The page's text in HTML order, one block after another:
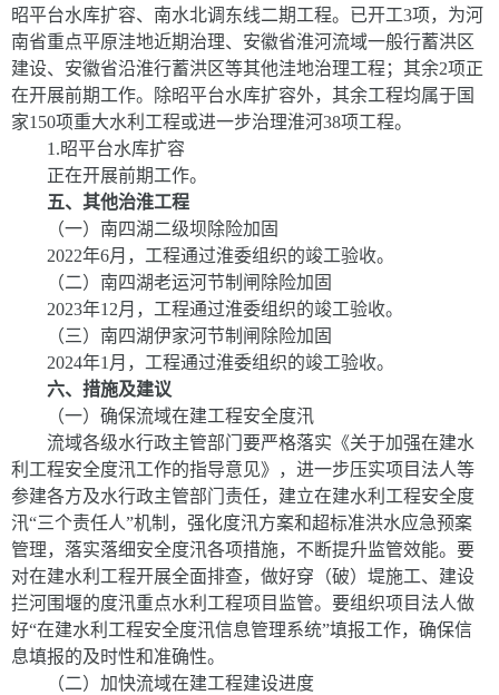
昭平台水库扩容、南水北调东线二期工程。已开工3项，为河
南省重点平原洼地近期治理、安徽省淮河流域一般行蓄洪区
建设、安徽省沿淮行蓄洪区等其他洼地治理工程；其余2项正
在开展前期工作。除昭平台水库扩容外，其余工程均属于国
家150项重大水利工程或进一步治理淮河38项工程。
1.昭平台水库扩容
正在开展前期工作。
五、其他治淮工程
（一） 南四湖二级坝除险加固
2022年6月，工程通过淮委组织的竣工验收。
（二） 南四湖老运河节制闸除险加固
2023年12月，工程通过淮委组织的竣工验收。
（三）南四湖伊家河节制闸除险加固
2024年1 月，工程通过淮委组织的竣工验收。
六、措施及建议
（一）确保流域在建工程安全度汛
流域各级水行政主管部门要严格落实《关于加强在建水
利工程安全度汛工作的指导意见》，进一步压实项目法人等
参建各方及水行政主管部门责任，建立在建水利工程安全度
汛“三个责任人”机制，强化度汛方案和超标准洪水应急预案
管理，落实落细安全度汛各项措施，不断提升监管效能。要
对在建水利工程开展全面排查，做好穿（破）堤施工、建设
拦河围堰的度汛重点水利工程项目监管。要组织项目法人做
好“在建水利工程安全度汛信息管理系统”填报工作，确保信
息填报的及时性和准确性。
（二）加快流域在建工程建设进度